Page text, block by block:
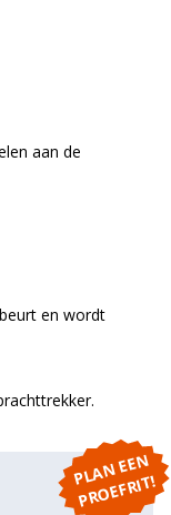
aan de
en wordt
P
L
A
N
E
E
N
P
R
O
E
F
RI
T!